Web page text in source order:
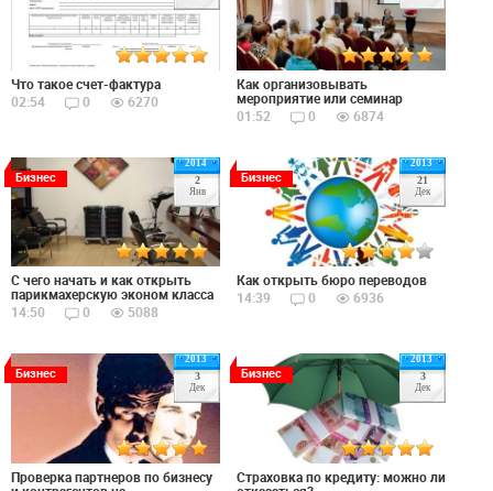
Что такое счет-фактура
02:54
0 6270
Как организовывать
мероприятие или семинар
01:52
0 6874
2014
2
Янв
Бизнес
С чего начать и как открыть
парикмахерскую эконом класса
14:50
0 5088
2013
21
Дек
Бизнес
Как открыть бюро переводов
14:39
0 6936
2013
3
Дек
Бизнес
Проверка партнеров по бизнесу
2013
3
Дек
Бизнес
Страховка по кредиту: можно ли